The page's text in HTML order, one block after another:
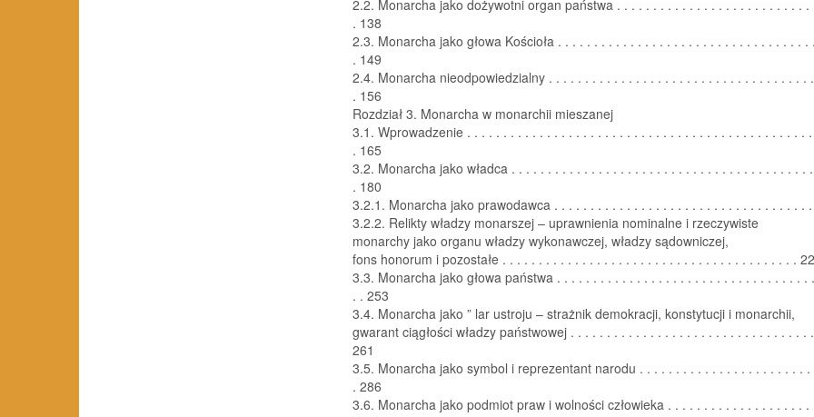
2.2. Monarcha jako dożywotni organ państwa . . . . . . . . . . . . . . . . . . . . . . . . . . .
. 138
2.3. Monarcha jako głowa Kościoła . . . . . . . . . . . . . . . . . . . . . . . . . . . . . . . . . . .
. 149
2.4. Monarcha nieodpowiedzialny . . . . . . . . . . . . . . . . . . . . . . . . . . . . . . . . . . . .
. 156
Rozdział 3. Monarcha w monarchii mieszanej
3.1. Wprowadzenie . . . . . . . . . . . . . . . . . . . . . . . . . . . . . . . . . . . . . . . . . . . . . . .
. 165
3.2. Monarcha jako władca . . . . . . . . . . . . . . . . . . . . . . . . . . . . . . . . . . . . . . . . .
. 180
3.2.1. Monarcha jako prawodawca . . . . . . . . . . . . . . . . . . . . . . . . . . . . . . . . . . .
3.2.2. Relikty władzy monarszej – uprawnienia nominalne i rzeczywiste
monarchy jako organu władzy wykonawczej, władzy sądowniczej,
fons honorum i pozostałe . . . . . . . . . . . . . . . . . . . . . . . . . . . . . . . . . . . . . . . . .
3.3. Monarcha jako głowa państwa . . . . . . . . . . . . . . . . . . . . . . . . . . . . . . . . . . .
. . 253
3.4. Monarcha jako ” lar ustroju – strażnik demokracji, konstytucji i monarchii,
gwarant ciągłości władzy państwowej . . . . . . . . . . . . . . . . . . . . . . . . . . . . . . . . .
261
3.5. Monarcha jako symbol i reprezentant narodu . . . . . . . . . . . . . . . . . . . . . . . .
. 286
3.6. Monarcha jako podmiot praw i wolności człowieka . . . . . . . . . . . . . . . . . . . .